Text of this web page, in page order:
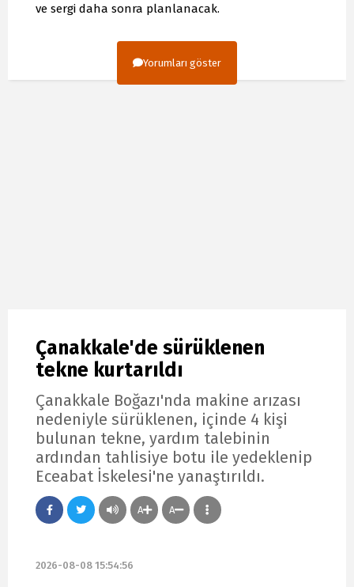
ve sergi daha sonra planlanacak.
Yorumları göster
Çanakkale'de sürüklenen
tekne kurtarıldı
Çanakkale Boğazı'nda makine arızası
nedeniyle sürüklenen, içinde 4 kişi
bulunan tekne, yardım talebinin
ardından tahlisiye botu ile yedeklenip
Eceabat İskelesi'ne yanaştırıldı.
A A
2026-08-08 15:54:56